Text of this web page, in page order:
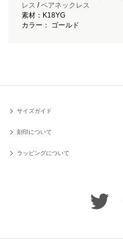
レス /ペアネックレス
素材：K18YG
カラー： ゴールド
サイズガイド
刻印について
ラッピングについて